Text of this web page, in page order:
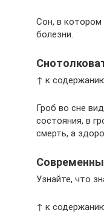
Сон, в котором
болезни.
↑ к
Гроб во сне
состояния, в
смерть, а
Узнайте, что
↑ к